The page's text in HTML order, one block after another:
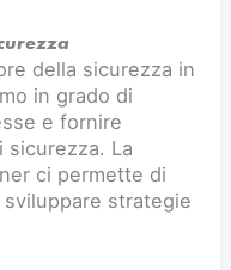
della sicurezza in
in grado di
e fornire
sicurezza. La
ci permette di
strategie